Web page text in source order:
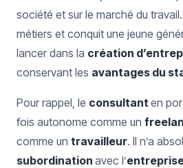
société et sur le marché du
métiers et conquit une jeune
lancer dans la création
conservant les avantages du
Pour rappel, le consultant en
fois autonome comme un
comme un travailleur. Il n’a
subordination avec l’